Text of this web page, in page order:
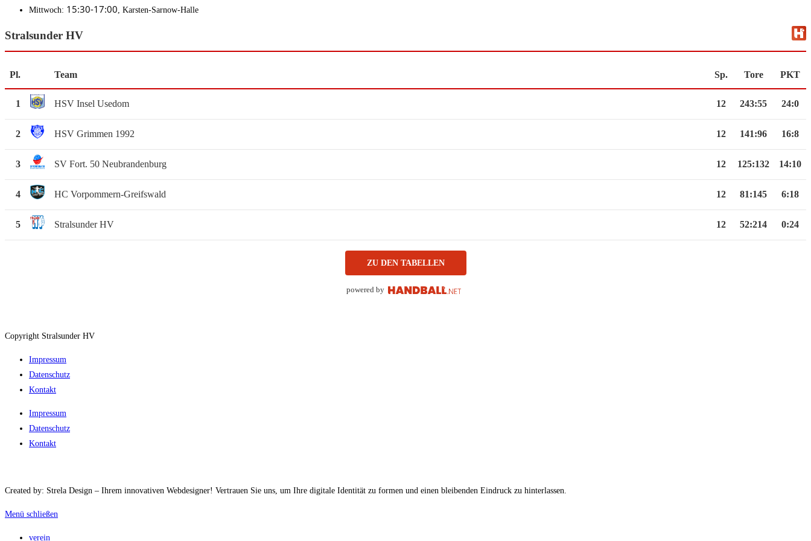
Mittwoch: 15:30-17:00 , Karsten-Sarnow-Halle
Stralsunder HV
Pl. Team Sp. Tore PKT
1 HSV Insel Usedom 12 243:55 24:0
2 HSV Grimmen 1992 12 141:96 16:8
3 SV Fort. 50 Neubrandenburg 12 125:132 14:10
4 HC Vorpommern-Greifswald 12 81:145 6:18
5 Stralsunder HV 12 52:214 0:24
ZU DEN TABELLEN
powered by
Copyright Stralsunder HV
Impressum
Datenschutz
Kontakt
Impressum
Datenschutz
Kontakt
Created by: Strela Design – Ihrem innovativen Webdesigner! Vertrauen Sie uns, um Ihre digitale Identität zu formen und einen bleibenden Eindruck zu hinterlassen.
Menü schließen
verein